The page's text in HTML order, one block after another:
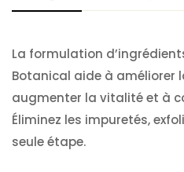
La formulation
Botanical aide à améliorer
augmenter la vitalité et à
Éliminez les impuretés,
seule étape.